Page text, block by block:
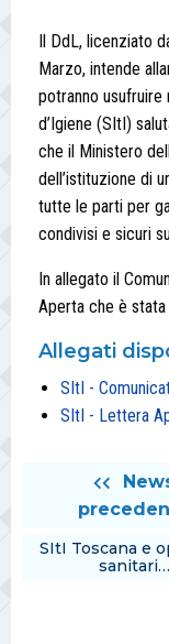
Il DdL, licenziato
Marzo, intende
potranno usufruire
d’Igiene (SItI)
che il Ministero
dell’istituzione di
tutte le parti per
condivisi e sicuri
In allegato il
Aperta che è stata
Allegati
SItI -
SItI - Lettera
SItI Toscana e
sanitari…